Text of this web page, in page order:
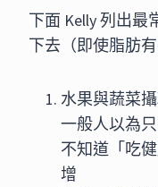
下面 Kelly 列出最
下去（即使脂肪
水果與蔬菜
一般人以為
不知道「吃
增